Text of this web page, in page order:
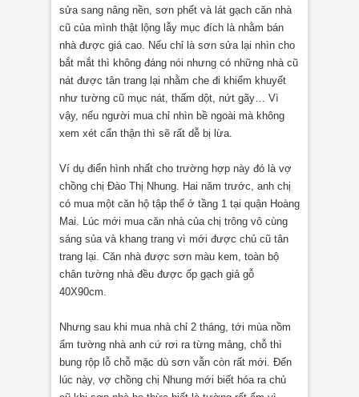
sửa sang nâng nền, sơn phết và lát gạch căn nhà
cũ của mình thật lộng lẫy mục đích là nhằm bán
nhà được giá cao. Nếu chỉ là sơn sửa lại nhìn cho
bắt mắt thì không đáng nói nhưng có những nhà cũ
nát được tân trang lại nhằm che đi khiếm khuyết
như tường cũ mục nát, thấm dột, nứt gãy… Vì
vậy, nếu người mua chỉ nhìn bề ngoài mà không
xem xét cẩn thận thì sẽ rất dễ bị lừa.
Ví dụ điển hình nhất cho trường hợp này đó là vợ
chồng chị Đào Thị Nhung. Hai năm trước, anh chị
có mua một căn hộ tập thể ở tầng 1 tại quận Hoàng
Mai. Lúc mới mua căn nhà của chị trông vô cùng
sáng sủa và khang trang vì mới được chủ cũ tân
trang lại. Căn nhà được sơn màu kem, toàn bộ
chân tường nhà đều được ốp gạch giả gỗ
40X90cm.
Nhưng sau khi mua nhà chỉ 2 tháng, tới mùa nồm
ẩm tường nhà anh cứ rơi ra từng mảng, chỗ thì
bung rộp lỗ chỗ mặc dù sơn vẫn còn rất mới. Đến
lúc này, vợ chồng chị Nhung mới biết hóa ra chủ